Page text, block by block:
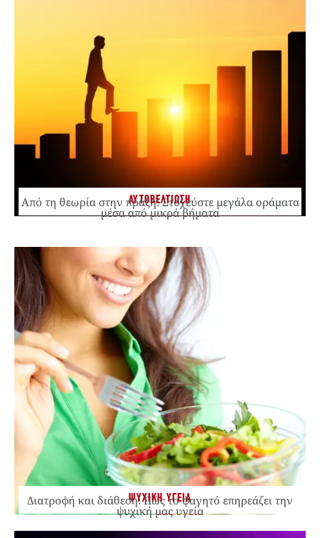
ΑΥΤΟΒΕΛΤΙΩΣΗ
Από τη θεωρία στην πράξη: Στοχεύστε μεγάλα οράματα
μέσα από μικρά βήματα
ΨΥΧΙΚΗ ΥΓΕΙΑ
Διατροφή και διάθεση: Πώς το φαγητό επηρεάζει την
ψυχική μας υγεία